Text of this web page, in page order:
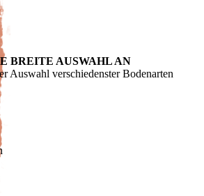
BREITE AUSWAHL AN
Auswahl verschiedenster Bodenarten